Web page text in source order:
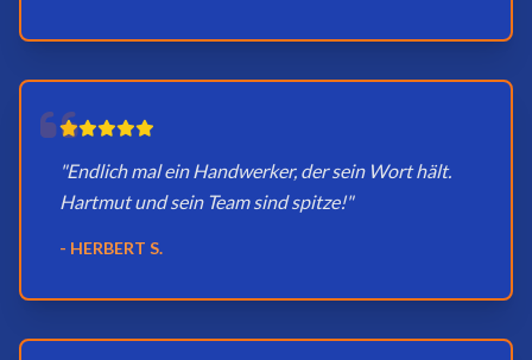
"Endlich mal ein Handwerker, der sein Wort hält.
Hartmut und sein Team sind spitze!"
- HERBERT S.